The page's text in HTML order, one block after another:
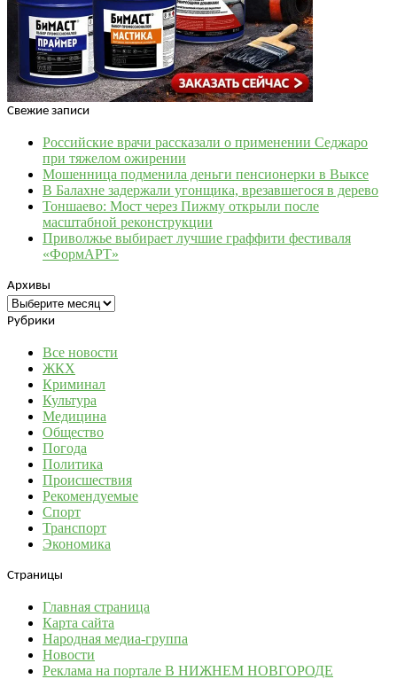
Свежие записи
Российские врачи рассказали о применении Седжаро
при тяжелом ожирении
Мошенница подменила деньги пенсионерки в Выксе
В Балахне задержали угонщика, врезавшегося в дерево
Тоншаево: Мост через Пижму открыли после
масштабной реконструкции
Приволжье выбирает лучшие граффити фестиваля
«ФормАРТ»
Архивы
Архивы
Рубрики
Все новости
ЖКХ
Криминал
Культура
Медицина
Общество
Погода
Политика
Происшествия
Рекомендуемые
Спорт
Транспорт
Экономика
Страницы
Главная страница
Карта сайта
Народная медиа-группа
Новости
Реклама на портале В НИЖНЕМ НОВГОРОДЕ